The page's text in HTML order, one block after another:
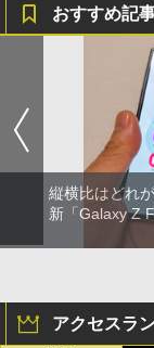
おすすめ記
縦横比はどれ
新「Galaxy Z
アクセスラ